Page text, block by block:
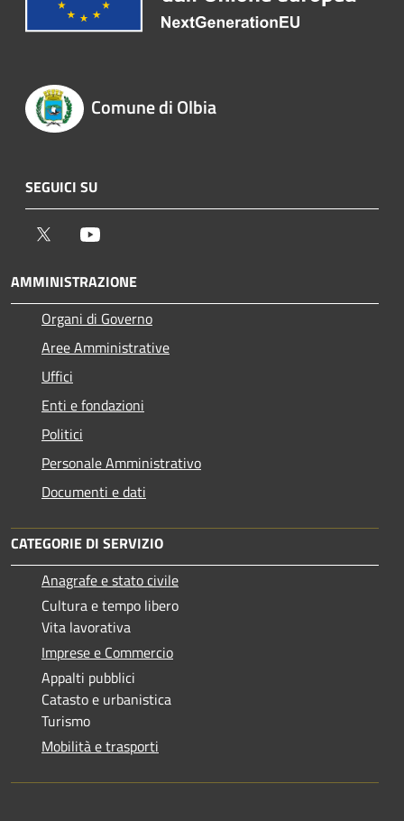
Comune di Olbia
SEGUICI SU
Twitter
AMMINISTRAZIONE
Organi di Governo
Aree Amministrative
Uffici
Enti e fondazioni
Politici
Personale Amministrativo
Documenti e dati
CATEGORIE DI SERVIZIO
Anagrafe e stato civile
Cultura e tempo libero
Vita lavorativa
Imprese e Commercio
Appalti pubblici
Catasto e urbanistica
Turismo
Mobilità e trasporti